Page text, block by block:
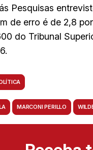
Pesquisas
de erro é de 2,8
do Tribunal
MARCONI PERILLO